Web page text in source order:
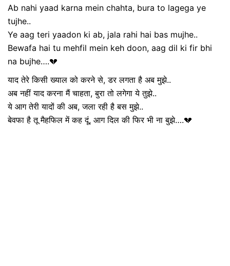
Ab nahi yaad karna mein chahta, bura to lagega ye
tujhe..
Ye aag teri yaadon ki ab, jala rahi hai bas mujhe..
Bewafa hai tu mehfil mein keh doon, aag dil ki fir bhi
na bujhe….💔
याद तेरे किसी ख्याल को करने से, डर लगता है अब मुझे..
अब नहीं याद करना मैं चाहता, बुरा तो लगेगा ये तुझे..
ये आग तेरी यादों की अब, जला रही है बस मुझे..
बेवफा है तू मैहफिल में कह दूं, आग दिल की फिर भी ना बुझे….💔